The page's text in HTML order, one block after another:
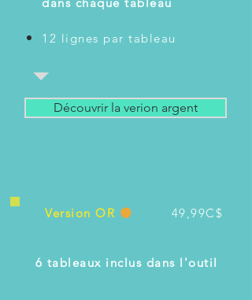
12 lignes par tableau
Découvrir la verion argent
Version OR 🟡 49,99C$
6 tableaux inclus dans l'outil